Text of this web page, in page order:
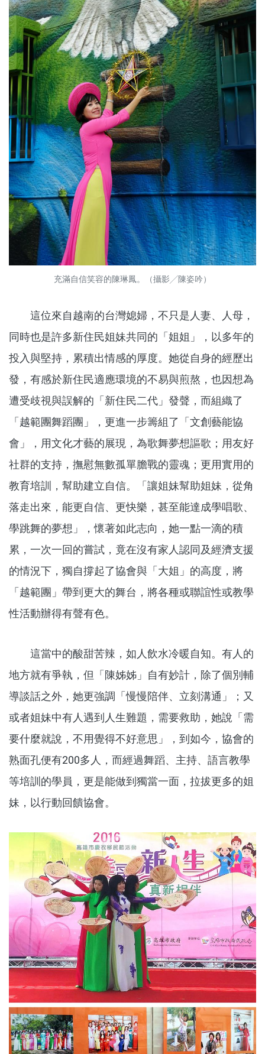
充滿自信笑容的陳琳鳳。（攝影╱陳姿吟）
這位來自越南的台灣媳婦，不只是人妻、人母，
同時也是許多新住民姐妹共同的「姐姐」，以多年的
投入與堅持，累積出情感的厚度。她從自身的經歷出
發，有感於新住民適應環境的不易與煎熬，也因想為
遭受歧視與誤解的「新住民二代」發聲，而組織了
「越範團舞蹈團」，更進一步籌組了「文創藝能協
會」，用文化才藝的展現，為歌舞夢想謳歌；用友好
社群的支持，撫慰無數孤單膽戰的靈魂；更用實用的
教育培訓，幫助建立自信。「讓姐妹幫助姐妹，從角
落走出來，能更自信、更快樂，甚至能達成學唱歌、
學跳舞的夢想」，懷著如此志向，她一點一滴的積
累，一次一回的嘗試，竟在沒有家人認同及經濟支援
的情況下，獨自撐起了協會與「大姐」的高度，將
「越範團」帶到更大的舞台，將各種或聯誼性或教學
性活動辦得有聲有色。
這當中的酸甜苦辣，如人飲水冷暖自知。有人的
地方就有爭執，但「陳姊姊」自有妙計，除了個別輔
導談話之外，她更強調「慢慢陪伴、立刻溝通」；又
或者姐妹中有人遇到人生難題，需要救助，她說「需
要什麼就說，不用覺得不好意思」，到如今，協會的
熟面孔便有200多人，而經過舞蹈、主持、語言教學
等培訓的學員，更是能做到獨當一面，拉拔更多的姐
妹，以行動回饋協會。